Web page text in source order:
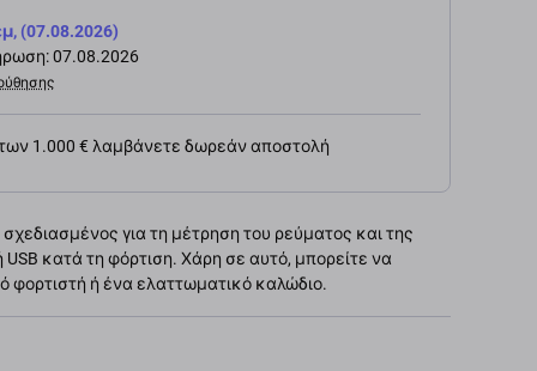
(07.08.2026)
07.08.2026
1.000 € λαμβάνετε δωρεάν αποστολή
σχεδιασμένος για τη μέτρηση του ρεύματος και της
κατά τη φόρτιση. Χάρη σε αυτό, μπορείτε να
φορτιστή ή ένα ελαττωματικό καλώδιο.